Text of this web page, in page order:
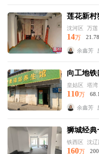
莲花新村
沈河区 万莲
14万
余鑫芳
向工地
皇姑区 塔湾
110万
余鑫芳
狮城经典
铁西区 沈辽
160万